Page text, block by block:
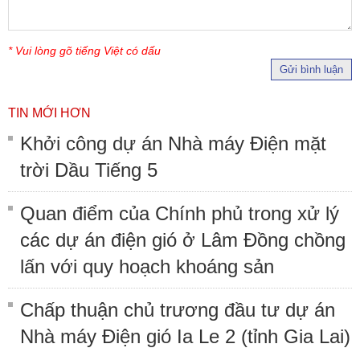
* Vui lòng gõ tiếng Việt có dấu
Gửi bình luận
TIN MỚI HƠN
Khởi công dự án Nhà máy Điện mặt
trời Dầu Tiếng 5
Quan điểm của Chính phủ trong xử lý
các dự án điện gió ở Lâm Đồng chồng
lấn với quy hoạch khoáng sản
Chấp thuận chủ trương đầu tư dự án
Nhà máy Điện gió Ia Le 2 (tỉnh Gia Lai)